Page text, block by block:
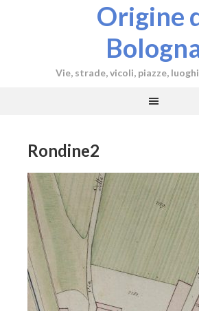
Origine
Vie, strade, vicoli, piazze,
Rondine2